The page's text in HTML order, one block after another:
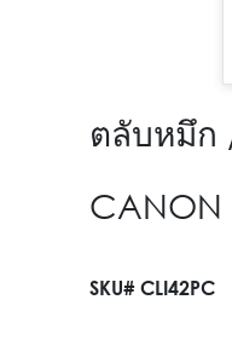
ตลับหมึก
CANON
SKU# CLI42PC